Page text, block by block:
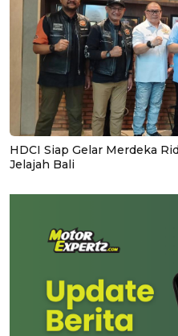
HDCI Siap Gelar Merdeka
Jelajah Bali